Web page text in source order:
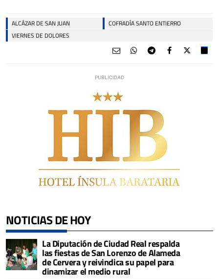
ALCÁZAR DE SAN JUAN
COFRADÍA SANTO ENTIERRO
VIERNES DE DOLORES
NOTICIAS DE HOY
La Diputación de Ciudad Real respalda
las fiestas de San Lorenzo de Alameda
de Cervera y reivindica su papel para
dinamizar el medio rural